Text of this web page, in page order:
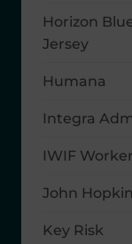
Horizon
Jersey
Humana
Integra
IWIF
John
Key Risk